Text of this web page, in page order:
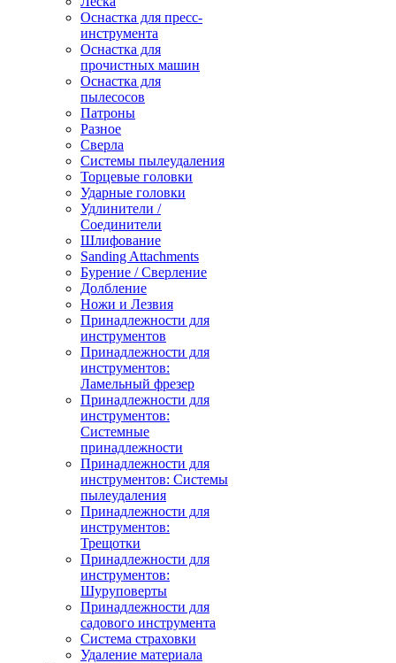
Оснастка для пресс-
инструмента
Оснастка для
прочистных машин
Оснастка для
пылесосов
Патроны
Разное
Сверла
Системы пылеудаления
Торцевые головки
Ударные головки
Удлинители /
Соединители
Шлифование
Sanding Attachments
Бурение / Сверление
Долбление
Ножи и Лезвия
Принадлежности для
инструментов
Принадлежности для
инструментов:
Ламельный фрезер
Принадлежности для
инструментов:
Системные
принадлежности
Принадлежности для
инструментов: Системы
пылеудаления
Принадлежности для
инструментов:
Трещотки
Принадлежности для
инструментов:
Шуруповерты
Принадлежности для
садового инструмента
Система страховки
Удаление материала